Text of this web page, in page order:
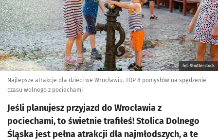
fot. Shutterstock
Najlepsze atrakcje dla dzieci we Wrocławiu. TOP 8 pomysłów na spędzenie
czasu wolnego z pociechami
Jeśli planujesz przyjazd do Wrocławia z
pociechami, to świetnie trafiłeś! Stolica Dolnego
Śląska jest pełna atrakcji dla najmłodszych, a te